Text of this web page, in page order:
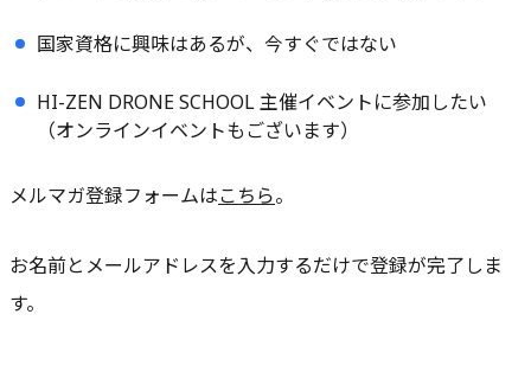
国家資格に興味はあるが、今すぐではない
HI-ZEN DRONE SCHOOL 主催イベントに参加したい
（オンラインイベントもございます）
メルマガ登録フォームはこちら。
お名前とメールアドレスを入力するだけで登録が完了しま
す。